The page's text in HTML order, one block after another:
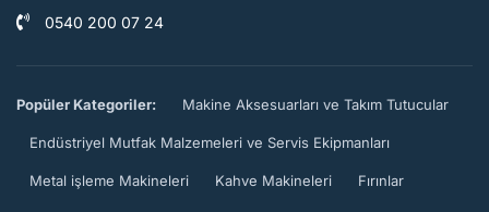
0540 200 07 24
Popüler Kategoriler: Makine Aksesuarları ve Takım Tutucular
Endüstriyel Mutfak Malzemeleri ve Servis Ekipmanları
Metal işleme Makineleri Kahve Makineleri Fırınlar